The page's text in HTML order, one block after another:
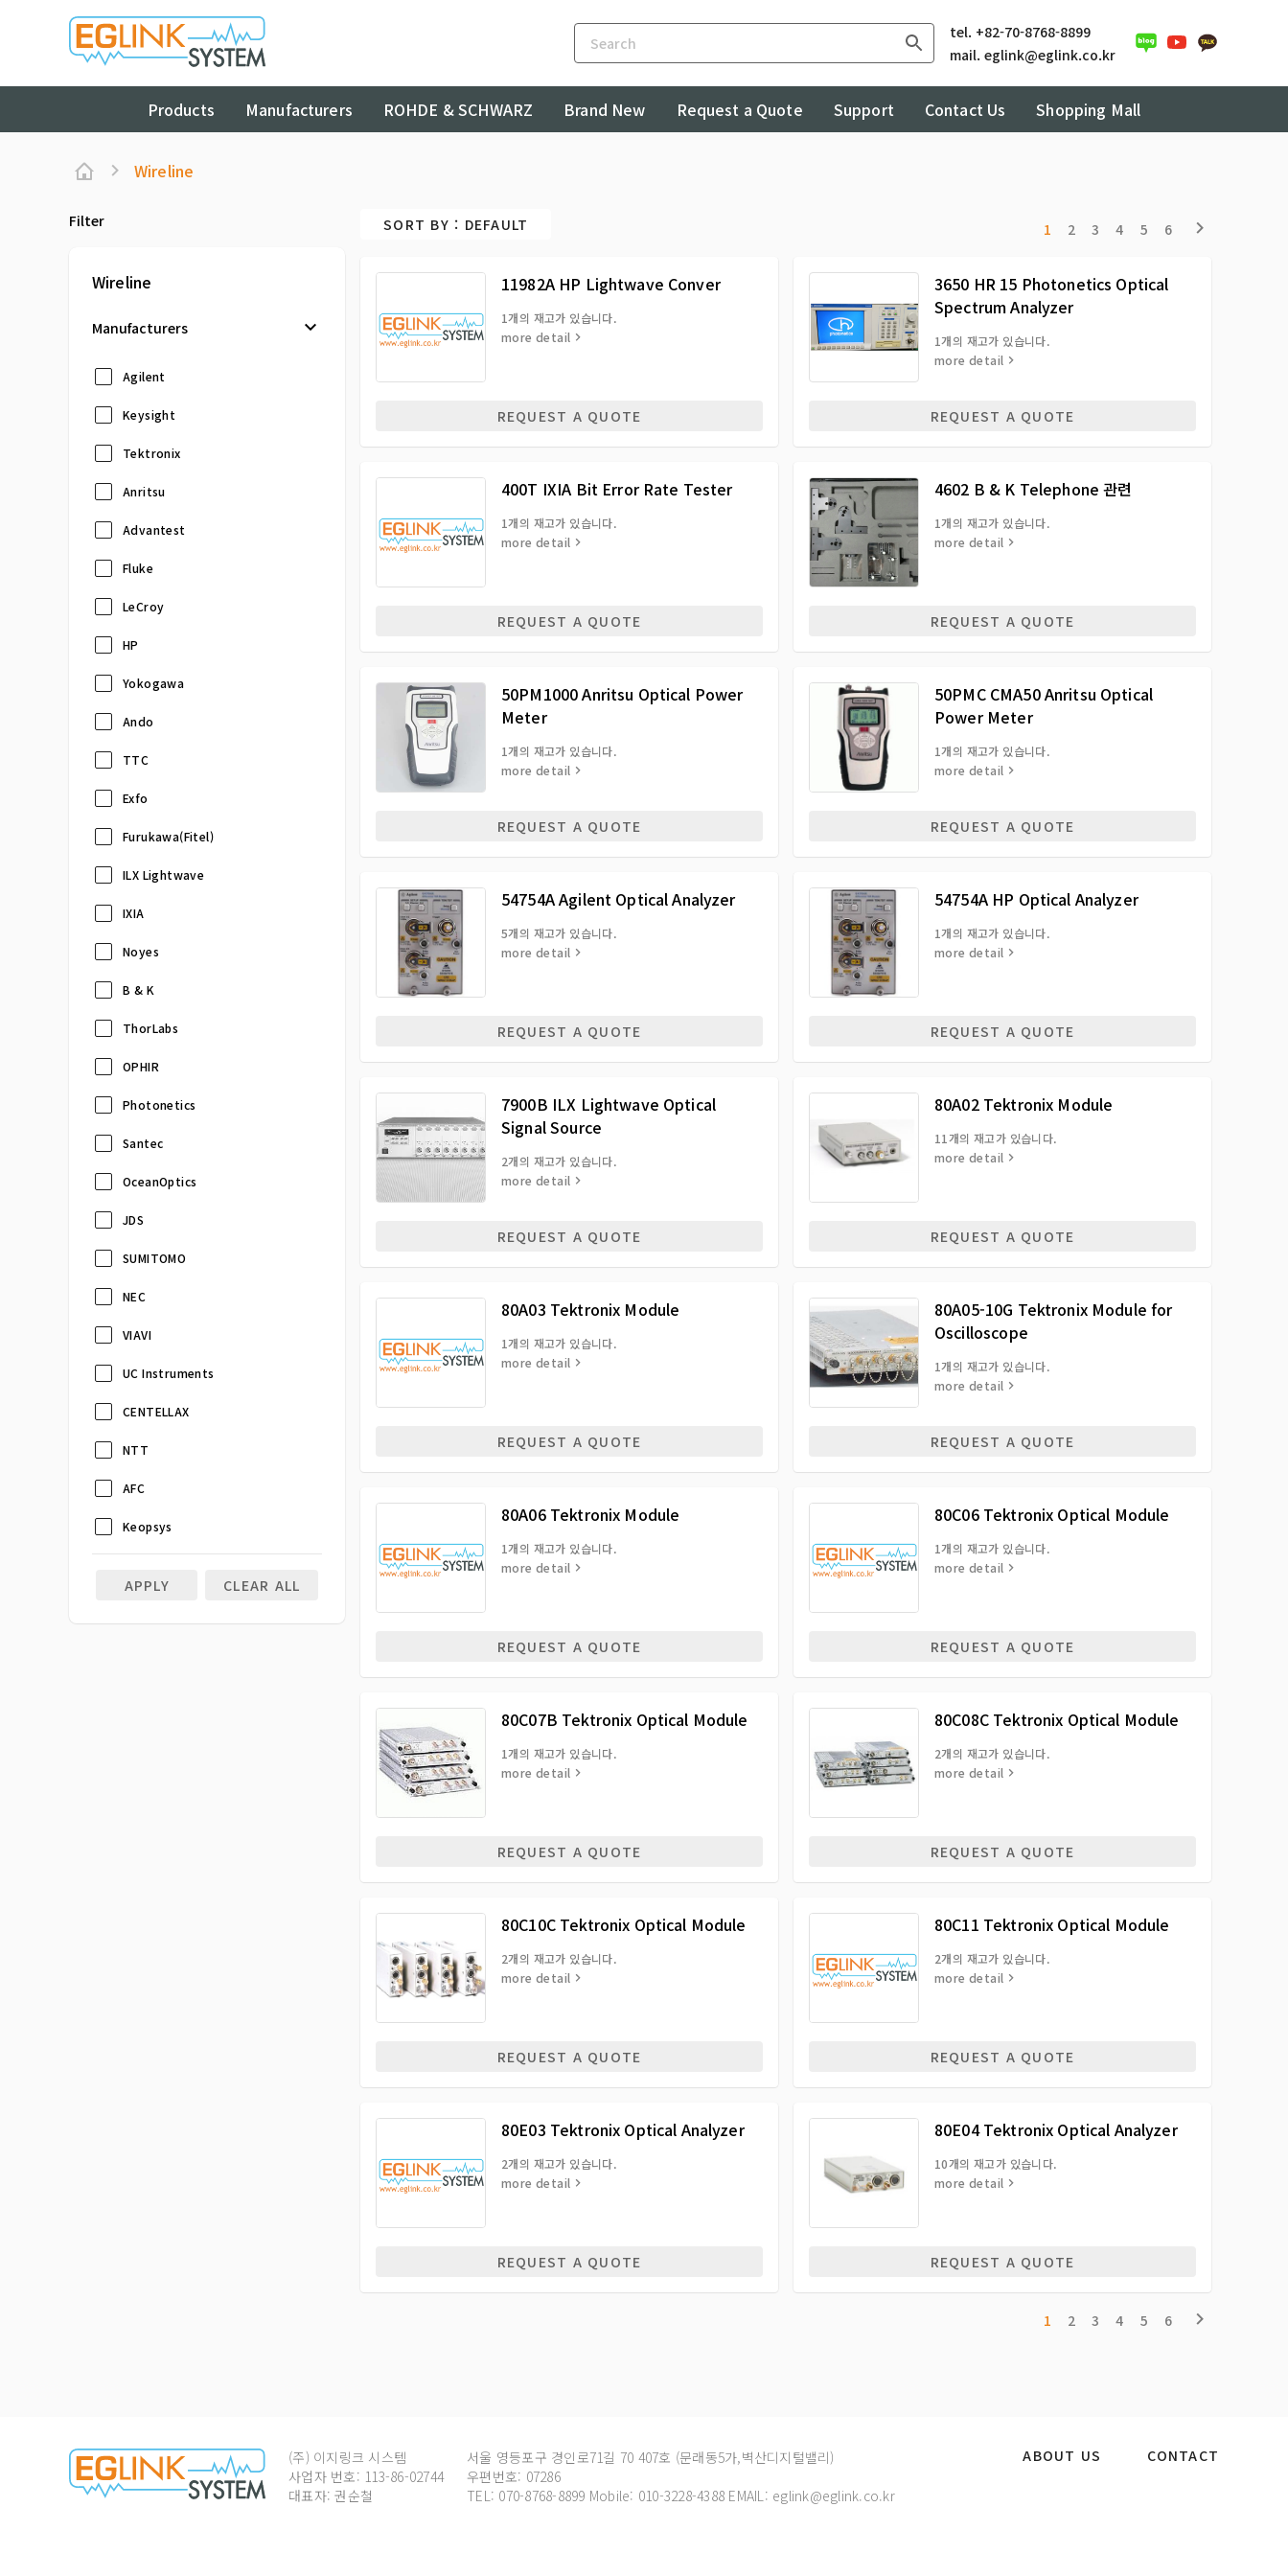
tel. +82-70-8768-8899
mail. eglink@eglink.co.kr
Products Manufacturers ROHDE & SCHWARZ Brand New Request a Quote Support Contact Us Shopping Mall
Wireline
Filter
Wireline
Manufacturers
Agilent
Keysight
Tektronix
Anritsu
Advantest
Fluke
LeCroy
HP
Yokogawa
Ando
TTC
Exfo
Furukawa(Fitel)
ILX Lightwave
IXIA
Noyes
B & K
ThorLabs
OPHIR
Photonetics
Santec
OceanOptics
JDS
SUMITOMO
NEC
VIAVI
UC Instruments
CENTELLAX
NTT
AFC
Keopsys
APPLY CLEAR ALL
SORT BY : DEFAULT 1 2 3 4 5 6
11982A HP Lightwave Conver
1개의 재고가 있습니다.
more detail
REQUEST A QUOTE
3650 HR 15 Photonetics Optical
Spectrum Analyzer
1개의 재고가 있습니다.
more detail
REQUEST A QUOTE
400T IXIA Bit Error Rate Tester
1개의 재고가 있습니다.
more detail
REQUEST A QUOTE
4602 B & K Telephone 관련
1개의 재고가 있습니다.
more detail
REQUEST A QUOTE
50PM1000 Anritsu Optical Power
Meter
1개의 재고가 있습니다.
more detail
REQUEST A QUOTE
50PMC CMA50 Anritsu Optical
Power Meter
1개의 재고가 있습니다.
more detail
REQUEST A QUOTE
54754A Agilent Optical Analyzer
5개의 재고가 있습니다.
more detail
REQUEST A QUOTE
54754A HP Optical Analyzer
1개의 재고가 있습니다.
more detail
REQUEST A QUOTE
7900B ILX Lightwave Optical
Signal Source
2개의 재고가 있습니다.
more detail
REQUEST A QUOTE
80A02 Tektronix Module
11개의 재고가 있습니다.
more detail
REQUEST A QUOTE
80A03 Tektronix Module
1개의 재고가 있습니다.
more detail
REQUEST A QUOTE
80A05-10G Tektronix Module for
Oscilloscope
1개의 재고가 있습니다.
more detail
REQUEST A QUOTE
80A06 Tektronix Module
1개의 재고가 있습니다.
more detail
REQUEST A QUOTE
80C06 Tektronix Optical Module
1개의 재고가 있습니다.
more detail
REQUEST A QUOTE
80C07B Tektronix Optical Module
1개의 재고가 있습니다.
more detail
REQUEST A QUOTE
80C08C Tektronix Optical Module
2개의 재고가 있습니다.
more detail
REQUEST A QUOTE
80C10C Tektronix Optical Module
2개의 재고가 있습니다.
more detail
REQUEST A QUOTE
80C11 Tektronix Optical Module
2개의 재고가 있습니다.
more detail
REQUEST A QUOTE
80E03 Tektronix Optical Analyzer
2개의 재고가 있습니다.
more detail
REQUEST A QUOTE
80E04 Tektronix Optical Analyzer
10개의 재고가 있습니다.
more detail
REQUEST A QUOTE
1 2 3 4 5 6
(주) 이지링크 시스템
사업자 번호: 113-86-02744
대표자: 권순철
서울 영등포구 경인로71길 70 407호 (문래동5가,벽산디지털밸리)
우편번호: 07286
TEL: 070-8768-8899 Mobile: 010-3228-4388 EMAIL: eglink@eglink.co.kr
ABOUT US CONTACT